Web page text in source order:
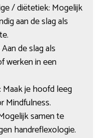
/ diëtetiek: Mogelijk
aan de slag als
de slag als
werken in een
je hoofd leeg
Mindfulness.
samen te
handreflexologie.